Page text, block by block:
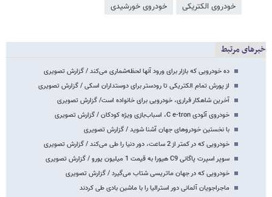
خودروی الکتریکی خودروی خورشیدی
خبرهای مرتبط
ده خودرویی که بازار برای ورود آنها لحظه‌شماری می‌کند / گزارش تصویری
از پورش تمام الکتریکی تا رودستر برای دوستداران اسکی / گزارش تصویری
آخرین شاهکار فراری، خودرویی برای خانواده است/ گزارش تصویری
خودروی آئودی C e-tron، اسباب‌بازی ویژه کودکان / گزارش تصویری
با نخستین خودروهای جهان آشنا شوید / گزارش تصویری
خودرویی که در کمتر از 2 ساعت، دور دنیا را طی می‌کند / گزارش تصویری
سوپر اسپرت پاگانی C9 هیورا به قیمت 1 میلیون یورو / گزارش تصویری
خودرویی که در جهان ماتریسی شتاب می‌گیرد / گزارش تصویری
ماجراجویان آلمانی دور استرالیا را با ماشین بادی طی کردند